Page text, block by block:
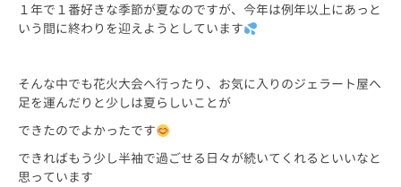
１年で１番好きな季節が夏なのですが、今年は例年以上にあっと
いう間に終わりを迎えようとしています
そんな中でも花火大会へ行ったり、お気に入りのジェラート屋へ
足を運んだりと少しは夏らしいことが
できたのでよかったです
できればもう少し半袖で過ごせる日々が続いてくれるといいなと
思っています